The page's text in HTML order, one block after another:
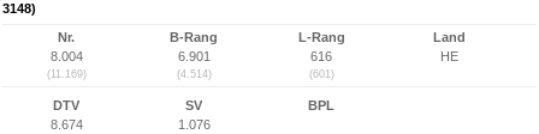
3148)
Nr.
8.004
(11.169)
B-Rang
6.901
(4.514)
L-Rang
616
(601)
Land
HE
DTV
8.674
SV
1.076
BPL